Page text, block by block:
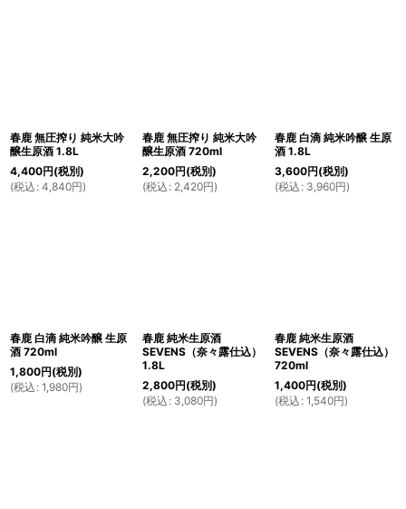
春鹿 無圧搾り 純米大吟
醸生原酒 1.8L
4,400円(税別)
(税込 : 4,840円)
春鹿 無圧搾り 純米大吟
醸生原酒 720ml
2,200円(税別)
(税込 : 2,420円)
春鹿 白滴 純米吟醸 生原
酒 1.8L
3,600円(税別)
(税込 : 3,960円)
春鹿 白滴 純米吟醸 生原
酒 720ml
1,800円(税別)
(税込 : 1,980円)
春鹿 純米生原酒
SEVENS（奈々露仕込）
1.8L
2,800円(税別)
(税込 : 3,080円)
春鹿 純米生原酒
SEVENS（奈々露仕込）
720ml
1,400円(税別)
(税込 : 1,540円)